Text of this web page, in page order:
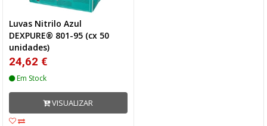
Luvas Nitrilo Azul
DEXPURE® 801-95 (cx 50
unidades)
24,62 €
Em Stock
VISUALIZAR